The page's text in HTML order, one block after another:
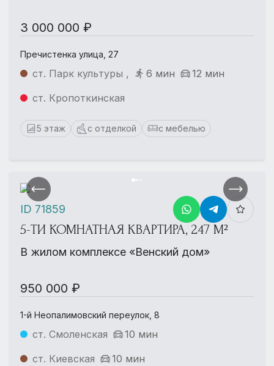
3 000 000 ₽
Пречистенка улица, 27
ст. Парк культуры , 6 мин
12 мин
ст. Кропоткинская
5 этаж с отделкой с мебелью
5-ТИ КОМНАТНАЯ КВАРТИРА, 247 М²
В жилом комплексе «Венский дом»
950 000 ₽
1-й Неопалимовский переулок, 8
ст. Смоленская
10 мин
ст. Киевская
10 мин
ID 71859